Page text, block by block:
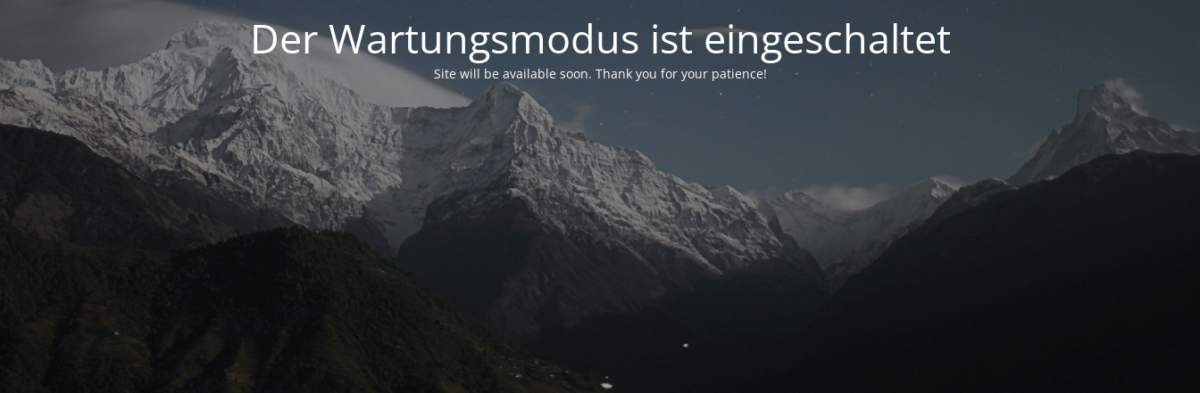
Der Wartungsmodus ist eingeschaltet
Site will be available soon. Thank you for your patience!